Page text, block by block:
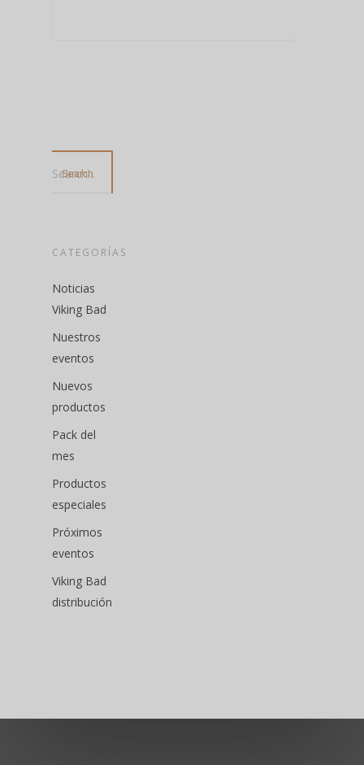
Search...
CATEGORÍAS
Noticias
Viking Bad
Nuestros
eventos
Nuevos
productos
Pack del
mes
Productos
especiales
Próximos
eventos
Viking Bad
distribución